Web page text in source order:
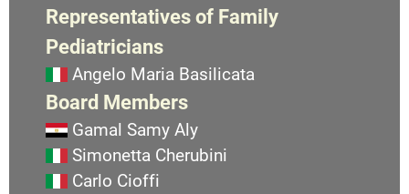
Representatives of Family
Pediatricians
Angelo Maria Basilicata
Board Members
Gamal Samy Aly
Simonetta Cherubini
Carlo Cioffi